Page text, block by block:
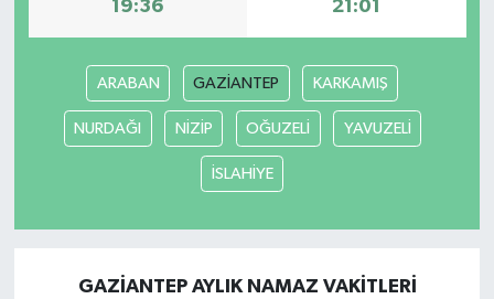
19:36 21:01
ARABAN GAZİANTEP KARKAMIŞ
NURDAĞI NİZİP OĞUZELİ YAVUZELİ
İSLAHİYE
GAZİANTEP AYLIK NAMAZ VAKITLERI
TÜRKİYE'DE TREND HABERLER